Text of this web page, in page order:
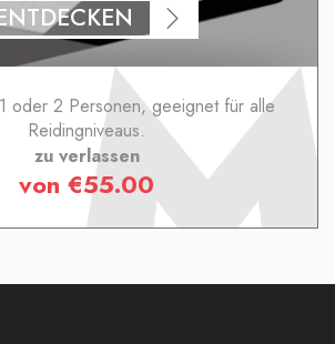
oder 2 Personen, geeignet für alle
Reidingniveaus.
zu verlassen
von €55.00